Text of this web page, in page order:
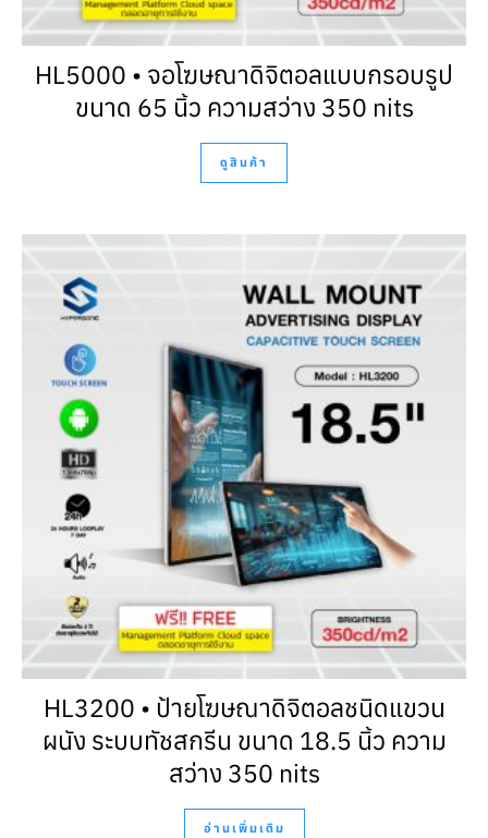
HL5000 • จอโฆษณาดิจิตอลแบบกรอบรูป
ขนาด 65 นิ้ว ความสว่าง 350 nits
ดูสินค้า
HL3200 • ป้ายโฆษณาดิจิตอลชนิดแขวน
ผนัง ระบบทัชสกรีน ขนาด 18.5 นิ้ว ความ
สว่าง 350 nits
อ่านเพิ่มเติม